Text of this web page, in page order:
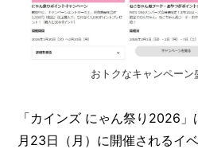
おトクなキャンペーン
「カインズ にゃん祭り2026
月23日（月）に開催されるイ